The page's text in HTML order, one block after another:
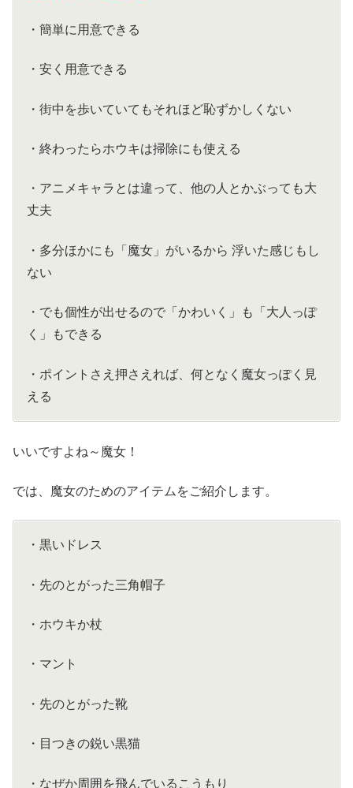
・簡単に用意できる
・安く用意できる
・街中を歩いていてもそれほど恥ずかしくない
・終わったらホウキは掃除にも使える
・アニメキャラとは違って、他の人とかぶっても大
丈夫
・多分ほかにも「魔女」がいるから 浮いた感じもし
ない
・でも個性が出せるので「かわいく」も「大人っぽ
く」もできる
・ポイントさえ押さえれば、何となく魔女っぽく見
える
いいですよね～魔女！
では、魔女のためのアイテムをご紹介します。
・黒いドレス
・先のとがった三角帽子
・ホウキか杖
・マント
・先のとがった靴
・目つきの鋭い黒猫
・なぜか周囲を飛んでいるこうもり